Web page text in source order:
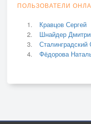
ПОЛЬЗОВАТЕЛИ
Кравцов Сергей
Шнайдер
Фёдорова